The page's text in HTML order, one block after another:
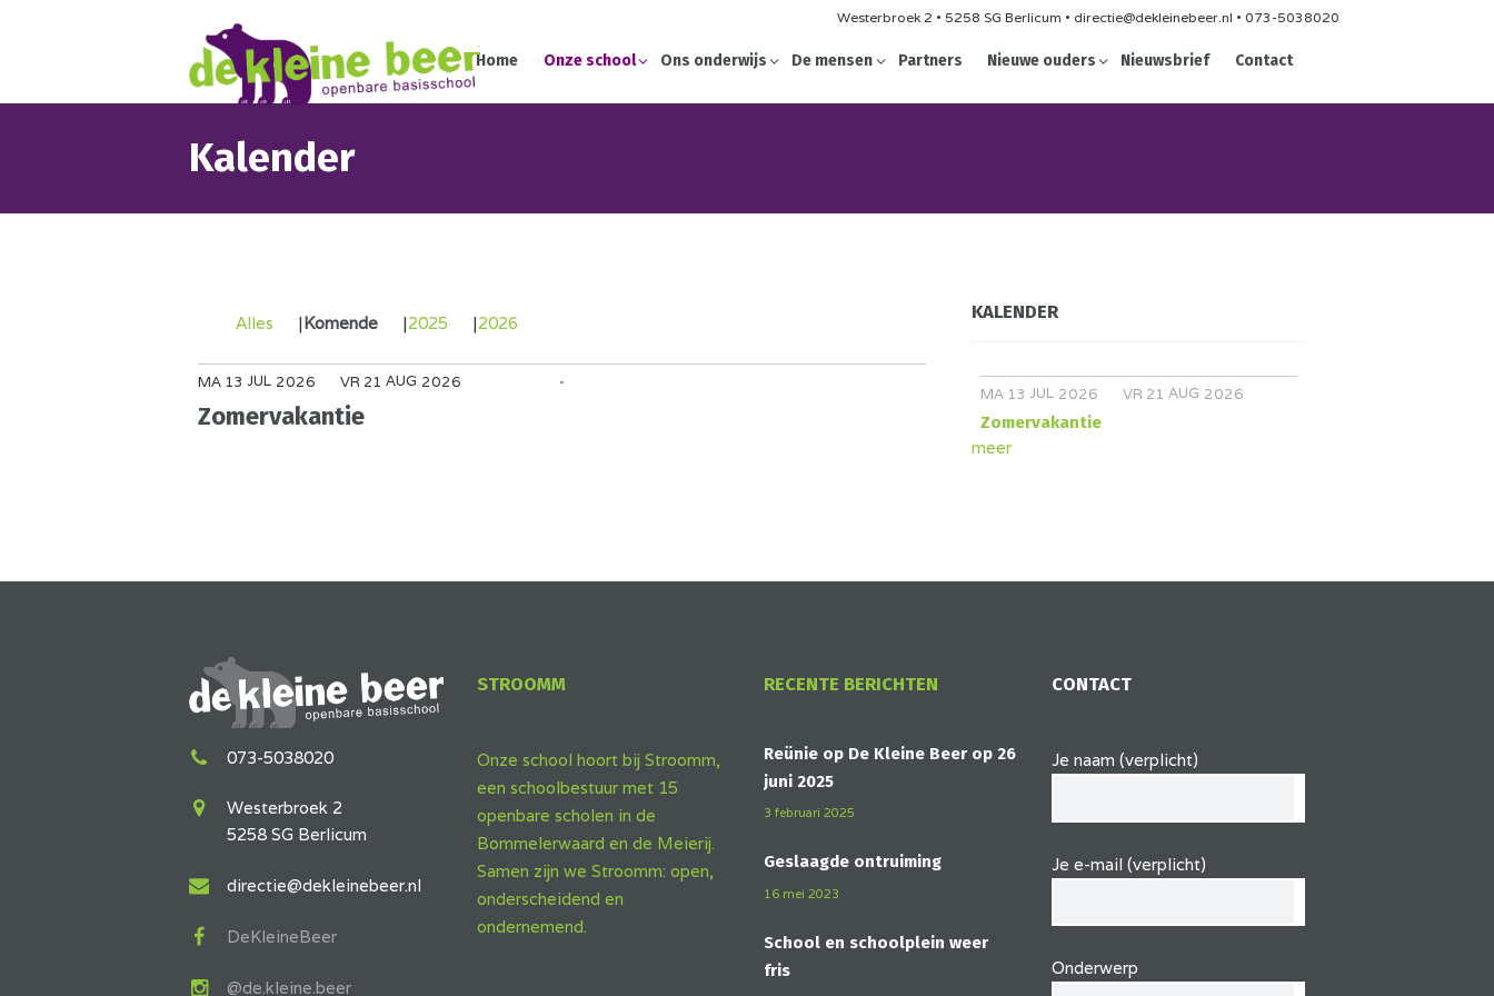
Westerbroek 2 • 5258 SG Berlicum • directie@dekleinebeer.nl • 073-5038020
Home Onze school Ons onderwijs De mensen Partners Nieuwe ouders Nieuwsbrief Contact
Kalender
Alles Komende 2025 2026
MA 13 JUL 2026 VR 21 AUG 2026
Zomervakantie
KALENDER
MA 13 JUL 2026 VR 21 AUG 2026
Zomervakantie
meer
073-5038020
Westerbroek 2
5258 SG Berlicum
directie@dekleinebeer.nl
DeKleineBeer
@de.kleine.beer
STROOMM
Onze school hoort bij Stroomm,
een schoolbestuur met 15
openbare scholen in de
Bommelerwaard en de Meierij.
Samen zijn we Stroomm: open,
onderscheidend en
ondernemend.
RECENTE BERICHTEN
Reünie op De Kleine Beer op 26
juni 2025
3 februari 2025
Geslaagde ontruiming
16 mei 2023
School en schoolplein weer
fris
CONTACT
Je naam (verplicht)
Je e-mail (verplicht)
Onderwerp